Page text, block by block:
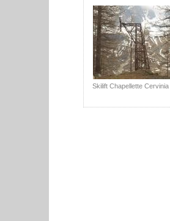
Skilift Chapellette Cervinia